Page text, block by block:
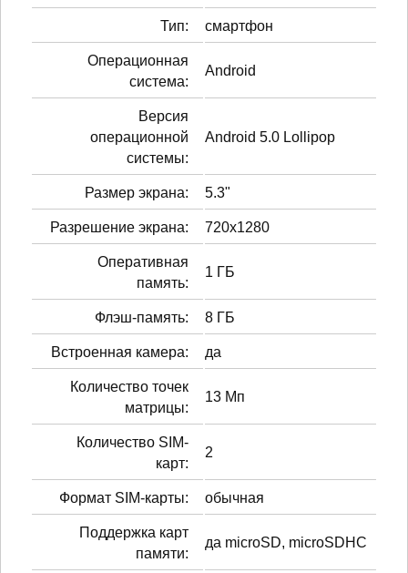
Тип: смартфон
Операционная
система:
Android
Версия
операционной
системы:
Android 5.0 Lollipop
Размер экрана: 5.3"
Разрешение экрана: 720x1280
Оперативная
память:
1 ГБ
Флэш-память: 8 ГБ
Встроенная камера: да
Количество точек
матрицы:
13 Мп
Количество SIM-
карт:
2
Формат SIM-карты: обычная
Поддержка карт
памяти:
да microSD, microSDHC